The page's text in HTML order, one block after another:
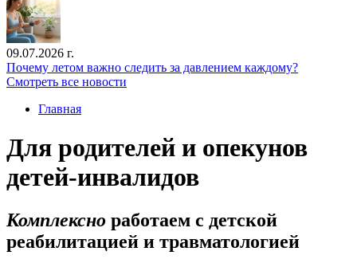
09.07.2026 г.
Почему летом важно следить за давлением каждому?
Смотреть все новости
Главная
Для родителей и опекунов
детей-инвалидов
Комплексно работаем с детской
реабилитацией и травматологией